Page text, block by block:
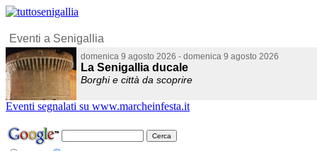
Eventi segnalati su www.marcheinfesta.it